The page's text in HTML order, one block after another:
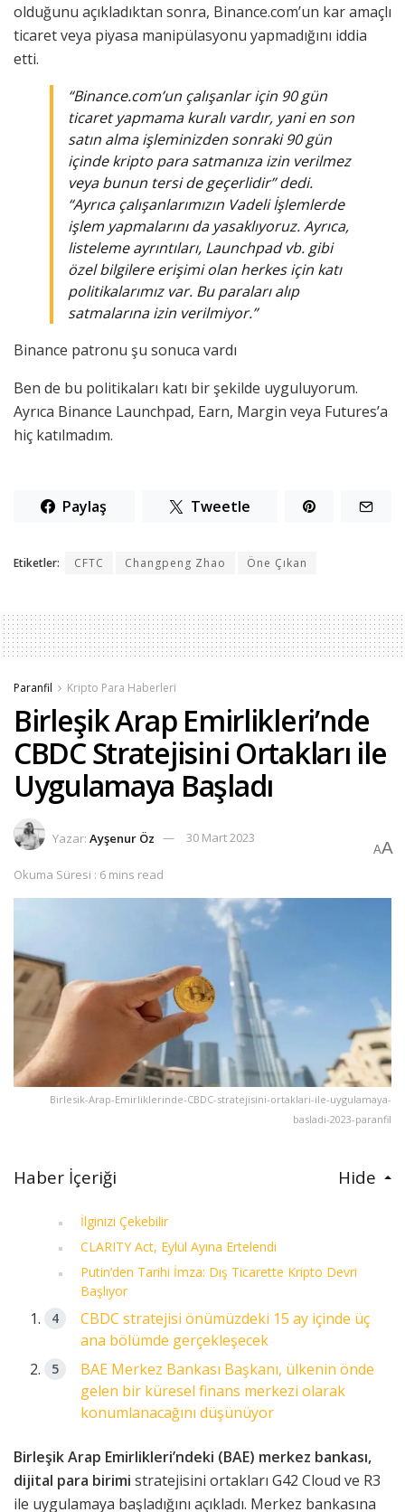
olduğunu açıkladıktan sonra, Binance.com’un kar amaçlı
ticaret veya piyasa manipülasyonu yapmadığını iddia
etti.
“Binance.com’un çalışanlar için 90 gün
ticaret yapmama kuralı vardır, yani en son
satın alma işleminizden sonraki 90 gün
içinde kripto para satmanıza izin verilmez
veya bunun tersi de geçerlidir” dedi.
“Ayrıca çalışanlarımızın Vadeli İşlemlerde
işlem yapmalarını da yasaklıyoruz. Ayrıca,
listeleme ayrıntıları, Launchpad vb. gibi
özel bilgilere erişimi olan herkes için katı
politikalarımız var. Bu paraları alıp
satmalarına izin verilmiyor.”
Binance patronu şu sonuca vardı
Ben de bu politikaları katı bir şekilde uyguluyorum.
Ayrıca Binance Launchpad, Earn, Margin veya Futures’a
hiç katılmadım.
Paylaş Tweetle
Etiketler: CFTC Changpeng Zhao Öne Çıkan
Paranfil Kripto Para Haberleri
Birleşik Arap Emirlikleri’nde
CBDC Stratejisini Ortakları ile
Uygulamaya Başladı
Yazar: Ayşenur Öz 30 Mart 2023
Okuma Süresi : 6 mins read
AA
Birlesik-Arap-Emirliklerinde-CBDC-stratejisini-ortaklari-ile-uygulamaya-
basladi-2023-paranfil
Haber İçeriği Hide
İlginizi Çekebilir
CLARITY Act, Eylül Ayına Ertelendi
Putin’den Tarihi İmza: Dış Ticarette Kripto Devri
Başlıyor
CBDC stratejisi önümüzdeki 15 ay içinde üç
ana bölümde gerçekleşecek
BAE Merkez Bankası Başkanı, ülkenin önde
gelen bir küresel finans merkezi olarak
konumlanacağını düşünüyor
Birleşik Arap Emirlikleri’ndeki (BAE) merkez bankası,
dijital para birimi stratejisini ortakları G42 Cloud ve R3
ile uygulamaya başladığını açıkladı. Merkez bankasına